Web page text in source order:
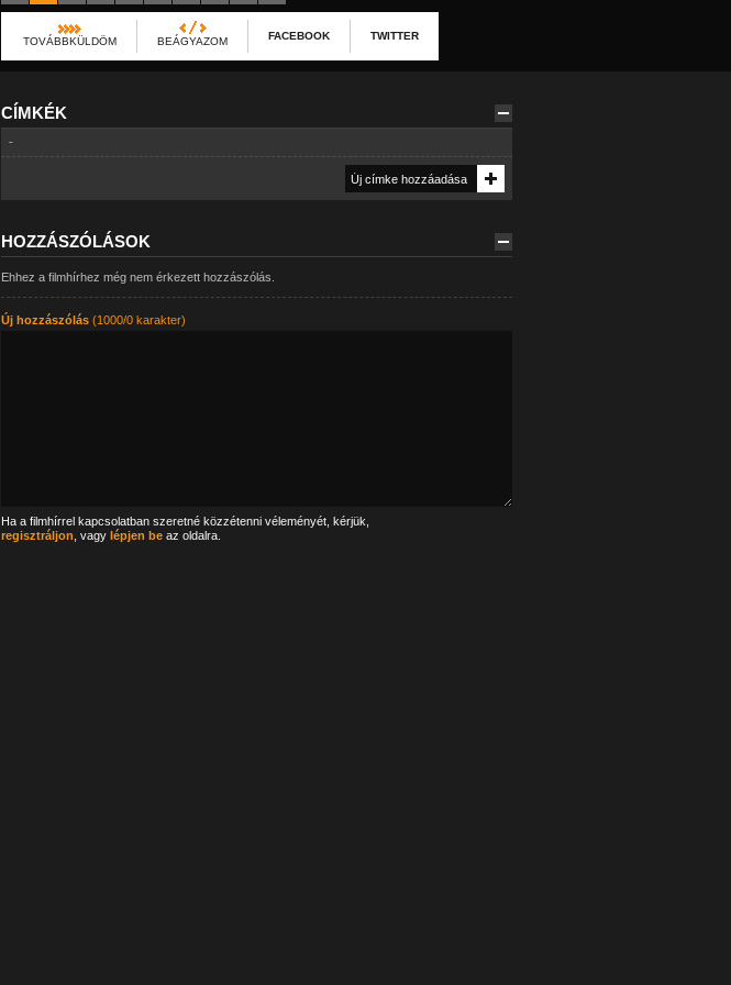
TOVÁBBKÜLDÖM BEÁGYAZOM FACEBOOK TWITTER
CÍMKÉK
-
HOZZÁSZÓLÁSOK
Ehhez a filmhírhez még nem érkezett hozzászólás.
Új hozzászólás(1000/0 karakter)
Ha a filmhírrel kapcsolatban szeretné közzétenni véleményét, kérjük,
regisztráljon , vagy lépjen beaz oldalra.